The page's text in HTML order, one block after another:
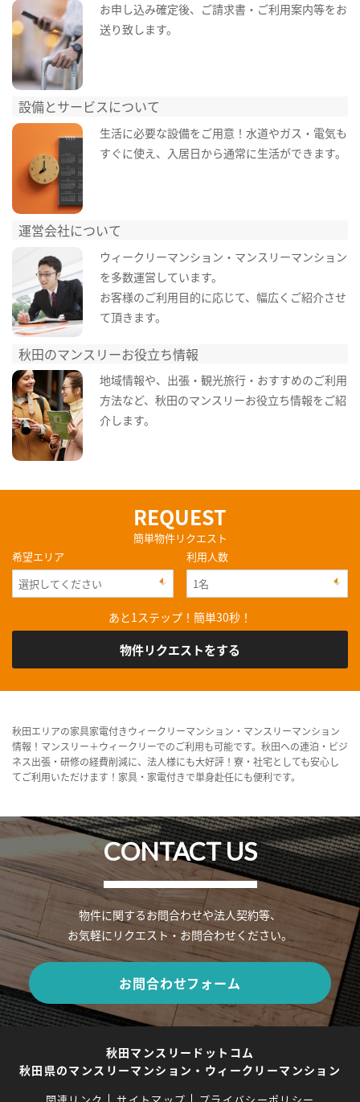
お申し込み確定後、ご請求書・ご利用案内等をお
送り致します。
設備とサービスについて
生活に必要な設備をご用意！水道やガス・電気も
すぐに使え、入居日から通常に生活ができます。
運営会社について
ウィークリーマンション・マンスリーマンション
を多数運営しています。
お客様のご利用目的に応じて、幅広くご紹介させ
て頂きます。
秋田のマンスリーお役立ち情報
地域情報や、出張・観光旅行・おすすめのご利用
方法など、秋田のマンスリーお役立ち情報をご紹
介します。
REQUEST
簡単物件リクエスト
希望エリア
利用人数
あと1ステップ！簡単30秒！
物件リクエストをする
秋田エリアの家具家電付きウィークリーマンション・マンスリーマンション
情報！マンスリー＋ウィークリーでのご利用も可能です。秋田への連泊・ビジ
ネス出張・研修の経費削減に、法人様にも大好評！寮・社宅としても安心し
てご利用いただけます！家具・家電付きで単身赴任にも便利です。
CONTACT US
物件に関するお問合わせや法人契約等、
お気軽にリクエスト・お問合わせください。
お問合わせフォーム
秋田マンスリードットコム
秋田県のマンスリーマンション・ウィークリーマンション